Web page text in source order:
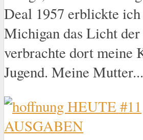
Deal 1957 erblickte
Michigan das Licht
verbrachte dort meine
Jugend. Meine Mutter...
AUSGABEN